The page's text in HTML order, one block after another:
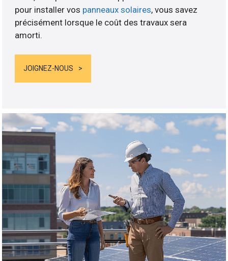
pour installer vos panneaux solaires, vous savez
précisément lorsque le coût des travaux sera
amorti.
JOIGNEZ-NOUS